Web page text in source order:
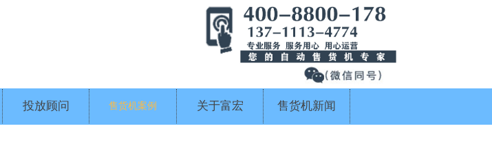
投放顾问 售货机案例 关于富宏 售货机新闻